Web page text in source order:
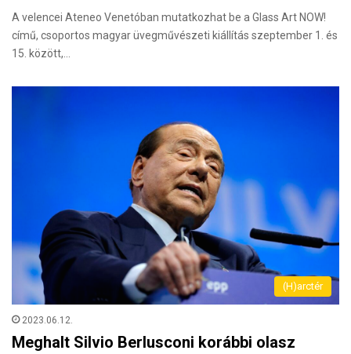
A velencei Ateneo Venetóban mutatkozhat be a Glass Art NOW!
című, csoportos magyar üvegművészeti kiállítás szeptember 1. és
15. között,…
(H)arctér
2023.06.12.
Meghalt Silvio Berlusconi korábbi olasz